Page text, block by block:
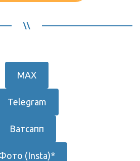
МАХ
Telegram
Ватсапп
(Insta)*